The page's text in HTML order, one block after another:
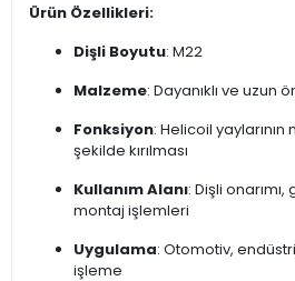
Ürün Özellikleri:
Dişli Boyutu: M22
Malzeme: Dayanıklı ve uzun
Fonksiyon: Helicoil
şekilde kırılması
Kullanım Alanı: Dişli
montaj işlemleri
Uygulama: Otomotiv,
işleme